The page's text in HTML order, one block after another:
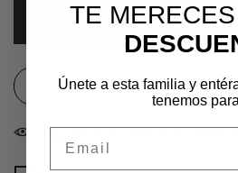
AGREGAR AL
Agregar a lista de deseos
TE MERECES
Únete a esta familia y
tenemos